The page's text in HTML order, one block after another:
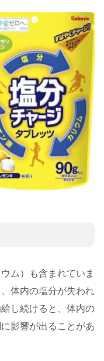
ム）も含まれていま
体内の塩分が失われ
し続けると、体内の
影響が出ることがあ